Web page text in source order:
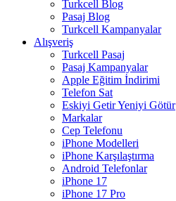
Turkcell Blog
Pasaj Blog
Turkcell Kampanyalar
Alışveriş
Turkcell Pasaj
Pasaj Kampanyalar
Apple Eğitim İndirimi
Telefon Sat
Eskiyi Getir Yeniyi Götür
Markalar
Cep Telefonu
iPhone Modelleri
iPhone Karşılaştırma
Android Telefonlar
iPhone 17
iPhone 17 Pro